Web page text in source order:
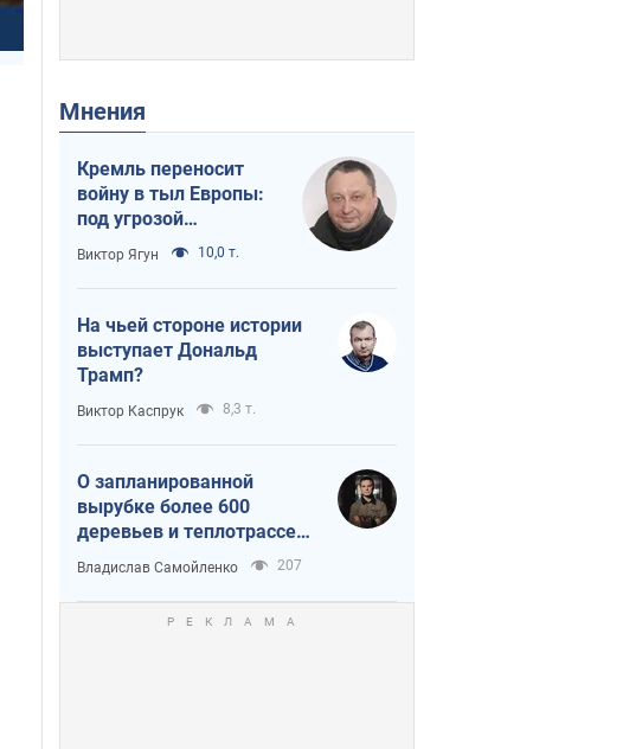
Мнения
Кремль переносит
войну в тыл Европы:
под угрозой
критическая
логистика
Виктор Ягун 10,0 т.
На чьей стороне истории
выступает Дональд
Трамп?
Виктор Каспрук 8,3 т.
О запланированной
вырубке более 600
деревьев и теплотрассе:
что происходит на
Теремках в Киеве
Владислав Самойленко 207